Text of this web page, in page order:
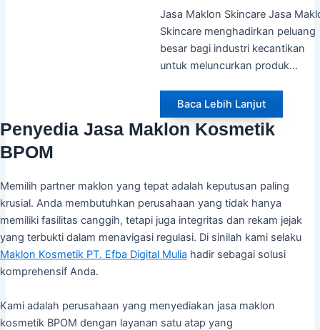
Jasa Maklon Skincare Jasa
Skincare menghadirkan peluang
besar bagi industri kecantikan
untuk meluncurkan produk…
Baca Lebih Lanjut
Penyedia Jasa Maklon Kosmetik
BPOM
Memilih partner maklon yang tepat adalah keputusan paling
krusial. Anda membutuhkan perusahaan yang tidak hanya
memiliki fasilitas canggih, tetapi juga integritas dan rekam jejak
yang terbukti dalam menavigasi regulasi. Di sinilah kami selaku
Maklon Kosmetik PT. Efba Digital Mulia hadir sebagai solusi
komprehensif Anda.
Kami adalah perusahaan yang menyediakan jasa maklon
kosmetik BPOM dengan layanan satu atap yang